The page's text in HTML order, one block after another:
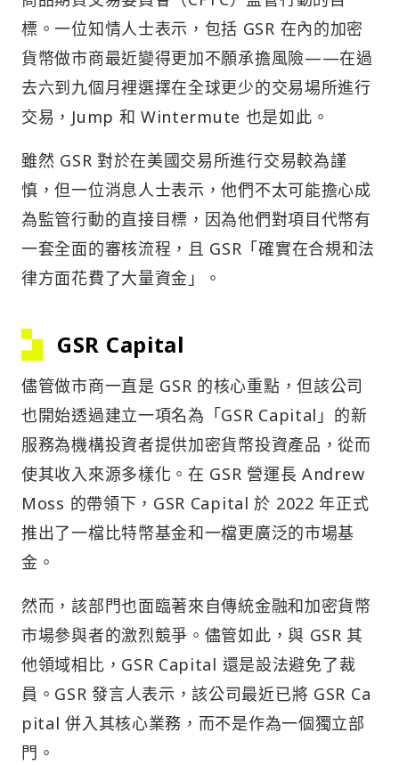
標。一位知情人士表示，包括 GSR 在內的加密
貨幣做市商最近變得更加不願承擔風險——在過
去六到九個月裡選擇在全球更少的交易場所進行
交易，Jump 和 Wintermute 也是如此。
雖然 GSR 對於在美國交易所進行交易較為謹
慎，但一位消息人士表示，他們不太可能擔心成
為監管行動的直接目標，因為他們對項目代幣有
一套全面的審核流程，且 GSR「確實在合規和法
律方面花費了大量資金」。
GSR Capital
儘管做市商一直是 GSR 的核心重點，但該公司
也開始透過建立一項名為「GSR Capital」的新
服務為機構投資者提供加密貨幣投資產品，從而
使其收入來源多樣化。在 GSR 營運長 Andrew
Moss 的帶領下，GSR Capital 於 2022 年正式
推出了一檔比特幣基金和一檔更廣泛的市場基
金。
然而，該部門也面臨著來自傳統金融和加密貨幣
市場參與者的激烈競爭。儘管如此，與 GSR 其
他領域相比，GSR Capital 還是設法避免了裁
員。GSR 發言人表示，該公司最近已將 GSR Ca
pital 併入其核心業務，而不是作為一個獨立部
門。